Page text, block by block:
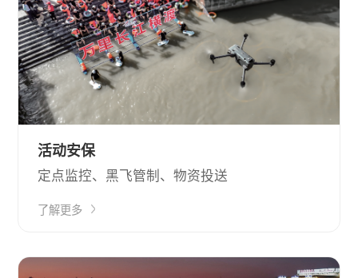
活动安保
定点监控、黑飞管制、物资投送
了解更多